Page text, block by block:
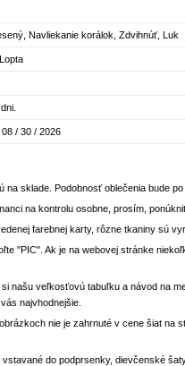
Navliekanie korálok, Zdvihnúť, Luk
/ 30 / 2026
sklade. Podobnosť oblečenia bude
na kontrolu osobne, prosím,
farebnej karty, rôzne tkaniny sú
"PIC". Ak je na webovej stránke
našu veľkosťovú tabuľku a návod na
najvhodnejšie.
nie je zahrnuté v cene šiat
do podprsenky, dievčenské